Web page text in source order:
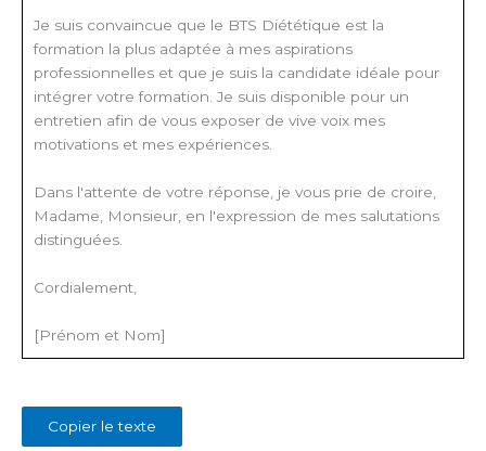
Je suis convaincue que le BTS Diététique est la
formation la plus adaptée à mes aspirations
professionnelles et que je suis la candidate idéale pour
intégrer votre formation. Je suis disponible pour un
entretien afin de vous exposer de vive voix mes
motivations et mes expériences.
Dans l'attente de votre réponse, je vous prie de croire,
Madame, Monsieur, en l'expression de mes salutations
distinguées.
Cordialement,
[Prénom et Nom]
Copier le texte